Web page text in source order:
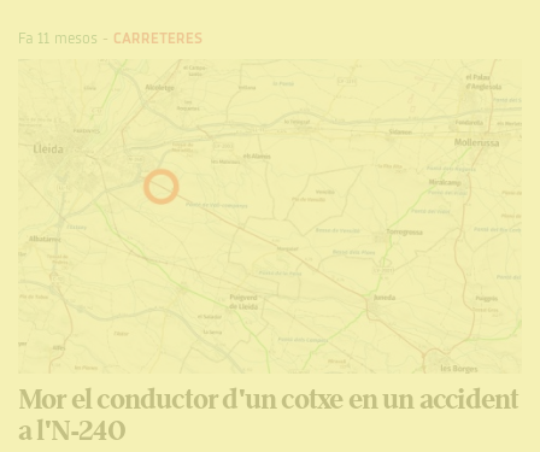
Fa 11 mesos - CARRETERES
Mor el conductor d'un cotxe en un accident
a l'N-240